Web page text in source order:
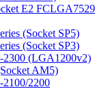
E2 FCLGA7529
(Socket SP5)
(Socket SP3)
2300 (LGA1200v2)
AM5)
2200